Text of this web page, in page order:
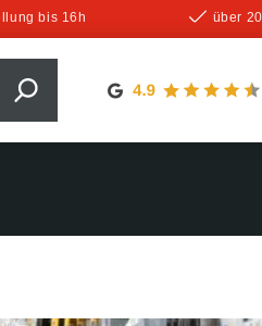
bis 16h über